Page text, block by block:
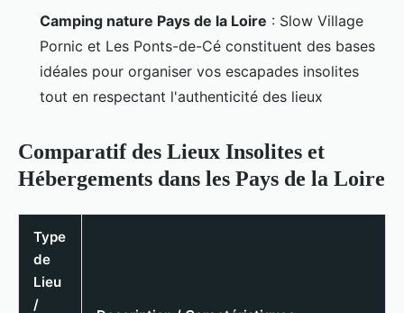
Camping nature Pays de la Loire : Slow Village
Pornic et Les Ponts-de-Cé constituent des bases
idéales pour organiser vos escapades insolites
tout en respectant l'authenticité des lieux
Comparatif des Lieux Insolites et
Hébergements dans les Pays de la Loire
Type
de
Lieu
/